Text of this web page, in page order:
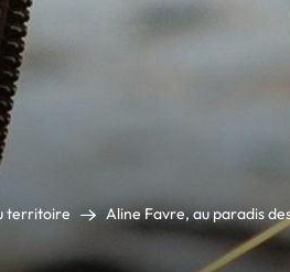
territoire Aline Favre, au paradis